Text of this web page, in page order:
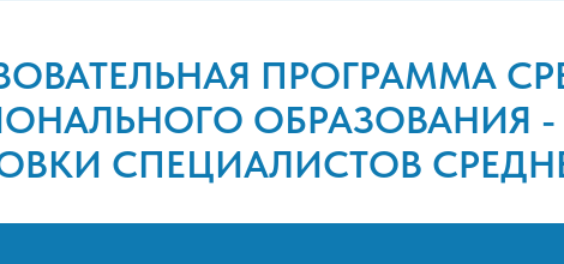
ПРОГРАММА
ОБРАЗОВАНИЯ
СПЕЦИАЛИСТОВ